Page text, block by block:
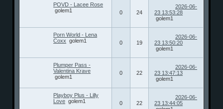
POVD - Lacee Rose
golem1
0 24
2026-06-
23 13:53:28
golem1
Porn World - Lena
Coxx golem1 0 19
2026-06-
23 13:50:20
golem1
Plumper Pass -
Valentina Krave
golem1
0 22
2026-06-
23 13:47:13
golem1
Playboy Plus - Lilly
Love golem1 0 22
2026-06-
23 13:44:05